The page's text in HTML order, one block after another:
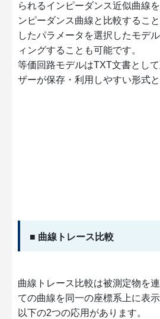
られるインピーダンス近似曲線
ンピーダンス曲線と比較するこ
したパラメータを選択したモデ
ィングすることも可能です。
等価回路モデルはTXT文書とし
ザーが保存・利用しやすい形式と
■ 曲線トレース比較
曲線トレース比較は被測定物を
ての曲線を同一の座標系上に表示
以下の2つの応用があります。